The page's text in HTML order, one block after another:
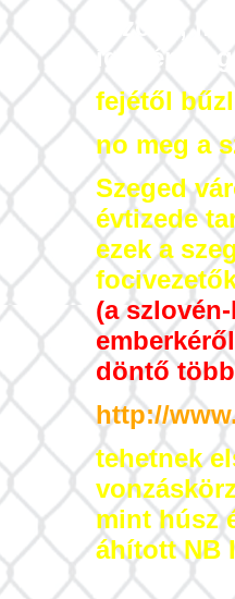
Bizony,
így
fejétől
no meg a
Szeged
évtizede
ezek a
(aszlovén-
döntő
http://
tehetnek
mint húsz
áhított NB